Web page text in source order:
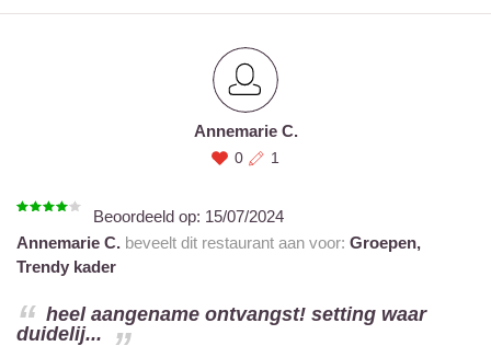
Annemarie C.
0 1
Beoordeeld op: 15/07/2024
Annemarie C. beveelt dit restaurant aan voor: Groepen,
Trendy kader
heel aangename ontvangst! setting waar
duidelij...